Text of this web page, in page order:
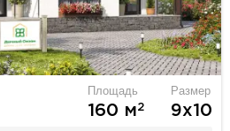
Площадь
160 м2
Размер
9х10